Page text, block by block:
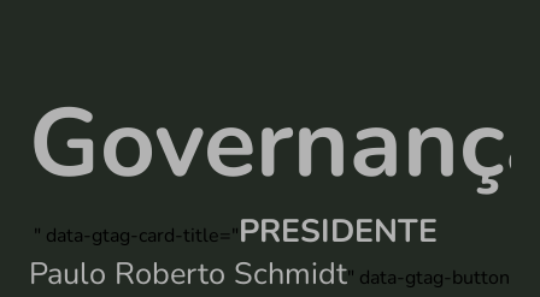
" data-gtag-card-title="PRESIDENTE
Paulo Roberto Schmidt" data-gtag-button-